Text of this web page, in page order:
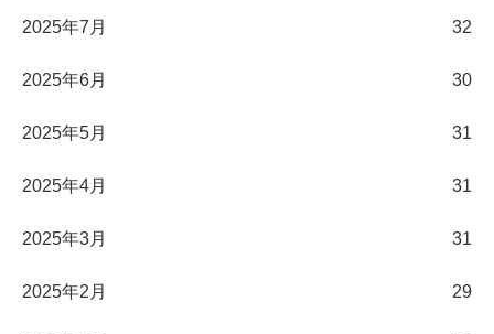
2025年7月 32
2025年6月 30
2025年5月 31
2025年4月 31
2025年3月 31
2025年2月 29